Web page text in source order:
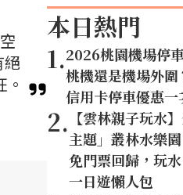
絕
本日熱門
1.2026桃園機場停
桃機還是機場外圍
信用卡停車優惠一
2. 【雲林親子玩水
主題」叢林水樂
免門票回歸，玩
一日遊懶人包